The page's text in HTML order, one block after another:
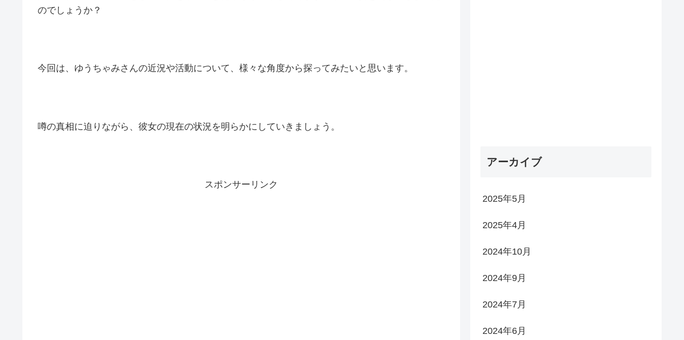
のでしょうか？
今回は、ゆうちゃみさんの近況や活動について、様々な角度から探ってみたいと思います。
噂の真相に迫りながら、彼女の現在の状況を明らかにしていきましょう。
スポンサーリンク
アーカイブ
2025年5月
2025年4月
2024年10月
2024年9月
2024年7月
2024年6月